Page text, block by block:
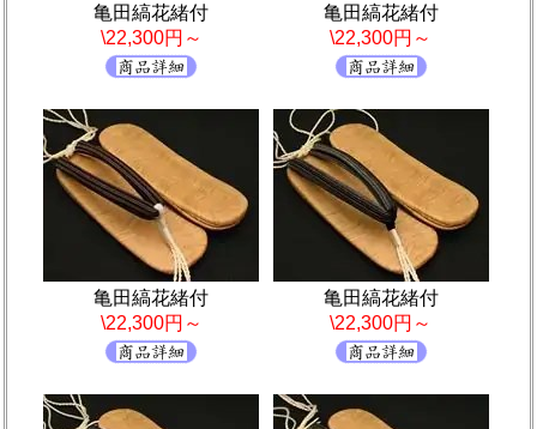
亀田縞花緒付
\22,300円～
亀田縞花緒付
\22,300円～
亀田縞花緒付
\22,300円～
亀田縞花緒付
\22,300円～